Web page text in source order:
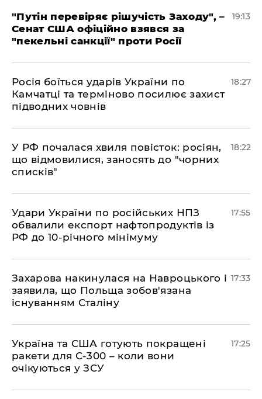
​"Путін перевіряє рішучість Заходу", –
Сенат США офіційно взявся за
"пекельні санкції" проти Росії
19:13
​Росія боїться ударів України по
Камчатці та терміново посилює захист
підводних човнів
18:27
​У РФ почалася хвиля повісток: росіян,
що відмовилися, заносять до "чорних
списків"
18:22
​Удари України по російських НПЗ
обвалили експорт нафтопродуктів із
РФ до 10-річного мінімуму
17:55
​Захарова накинулася на Навроцького і
заявила, що Польща зобов'язана
існуванням Сталіну
17:33
​Україна та США готують покращені
ракети для С-300 – коли вони
очікуються у ЗСУ
17:25